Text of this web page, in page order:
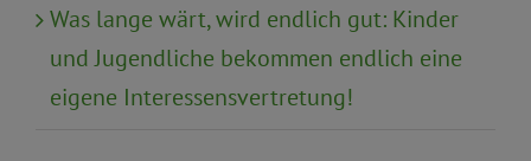
Was lange wärt, wird endlich gut: Kinder
und Jugendliche bekommen endlich eine
eigene Interessensvertretung!